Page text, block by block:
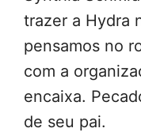
trazer a Hydra
pensamos no
com a
encaixa.
de seu pai.